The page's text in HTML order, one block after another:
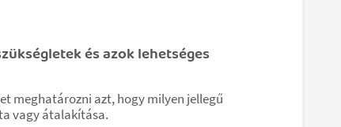
és azok lehetséges
meghatározni azt, hogy milyen jellegű
vagy átalakítása.